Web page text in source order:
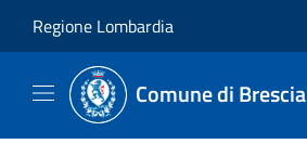
Regione Lombardia
Comune di Brescia